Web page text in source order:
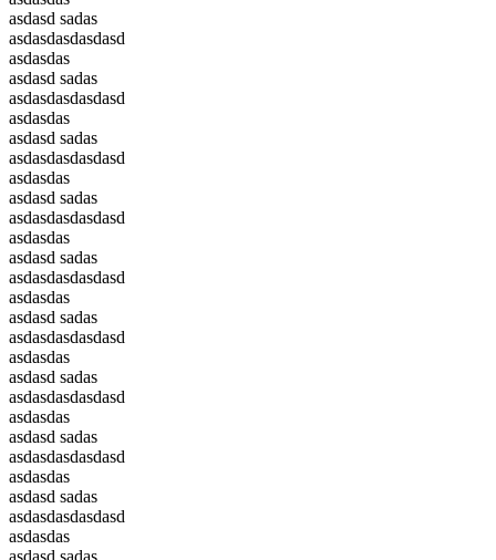
asdasd sadas
asdasdasdasdasd
asdasdas
asdasd sadas
asdasdasdasdasd
asdasdas
asdasd sadas
asdasdasdasdasd
asdasdas
asdasd sadas
asdasdasdasdasd
asdasdas
asdasd sadas
asdasdasdasdasd
asdasdas
asdasd sadas
asdasdasdasdasd
asdasdas
asdasd sadas
asdasdasdasdasd
asdasdas
asdasd sadas
asdasdasdasdasd
asdasdas
asdasd sadas
asdasdasdasdasd
asdasdas
asdasd sadas